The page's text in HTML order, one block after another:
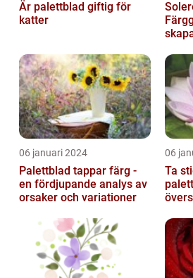
Är palettblad giftig för
katter
06 januari 2024
Palettblad tappar färg -
en fördjupande analys av
orsaker och variationer
06
Ta